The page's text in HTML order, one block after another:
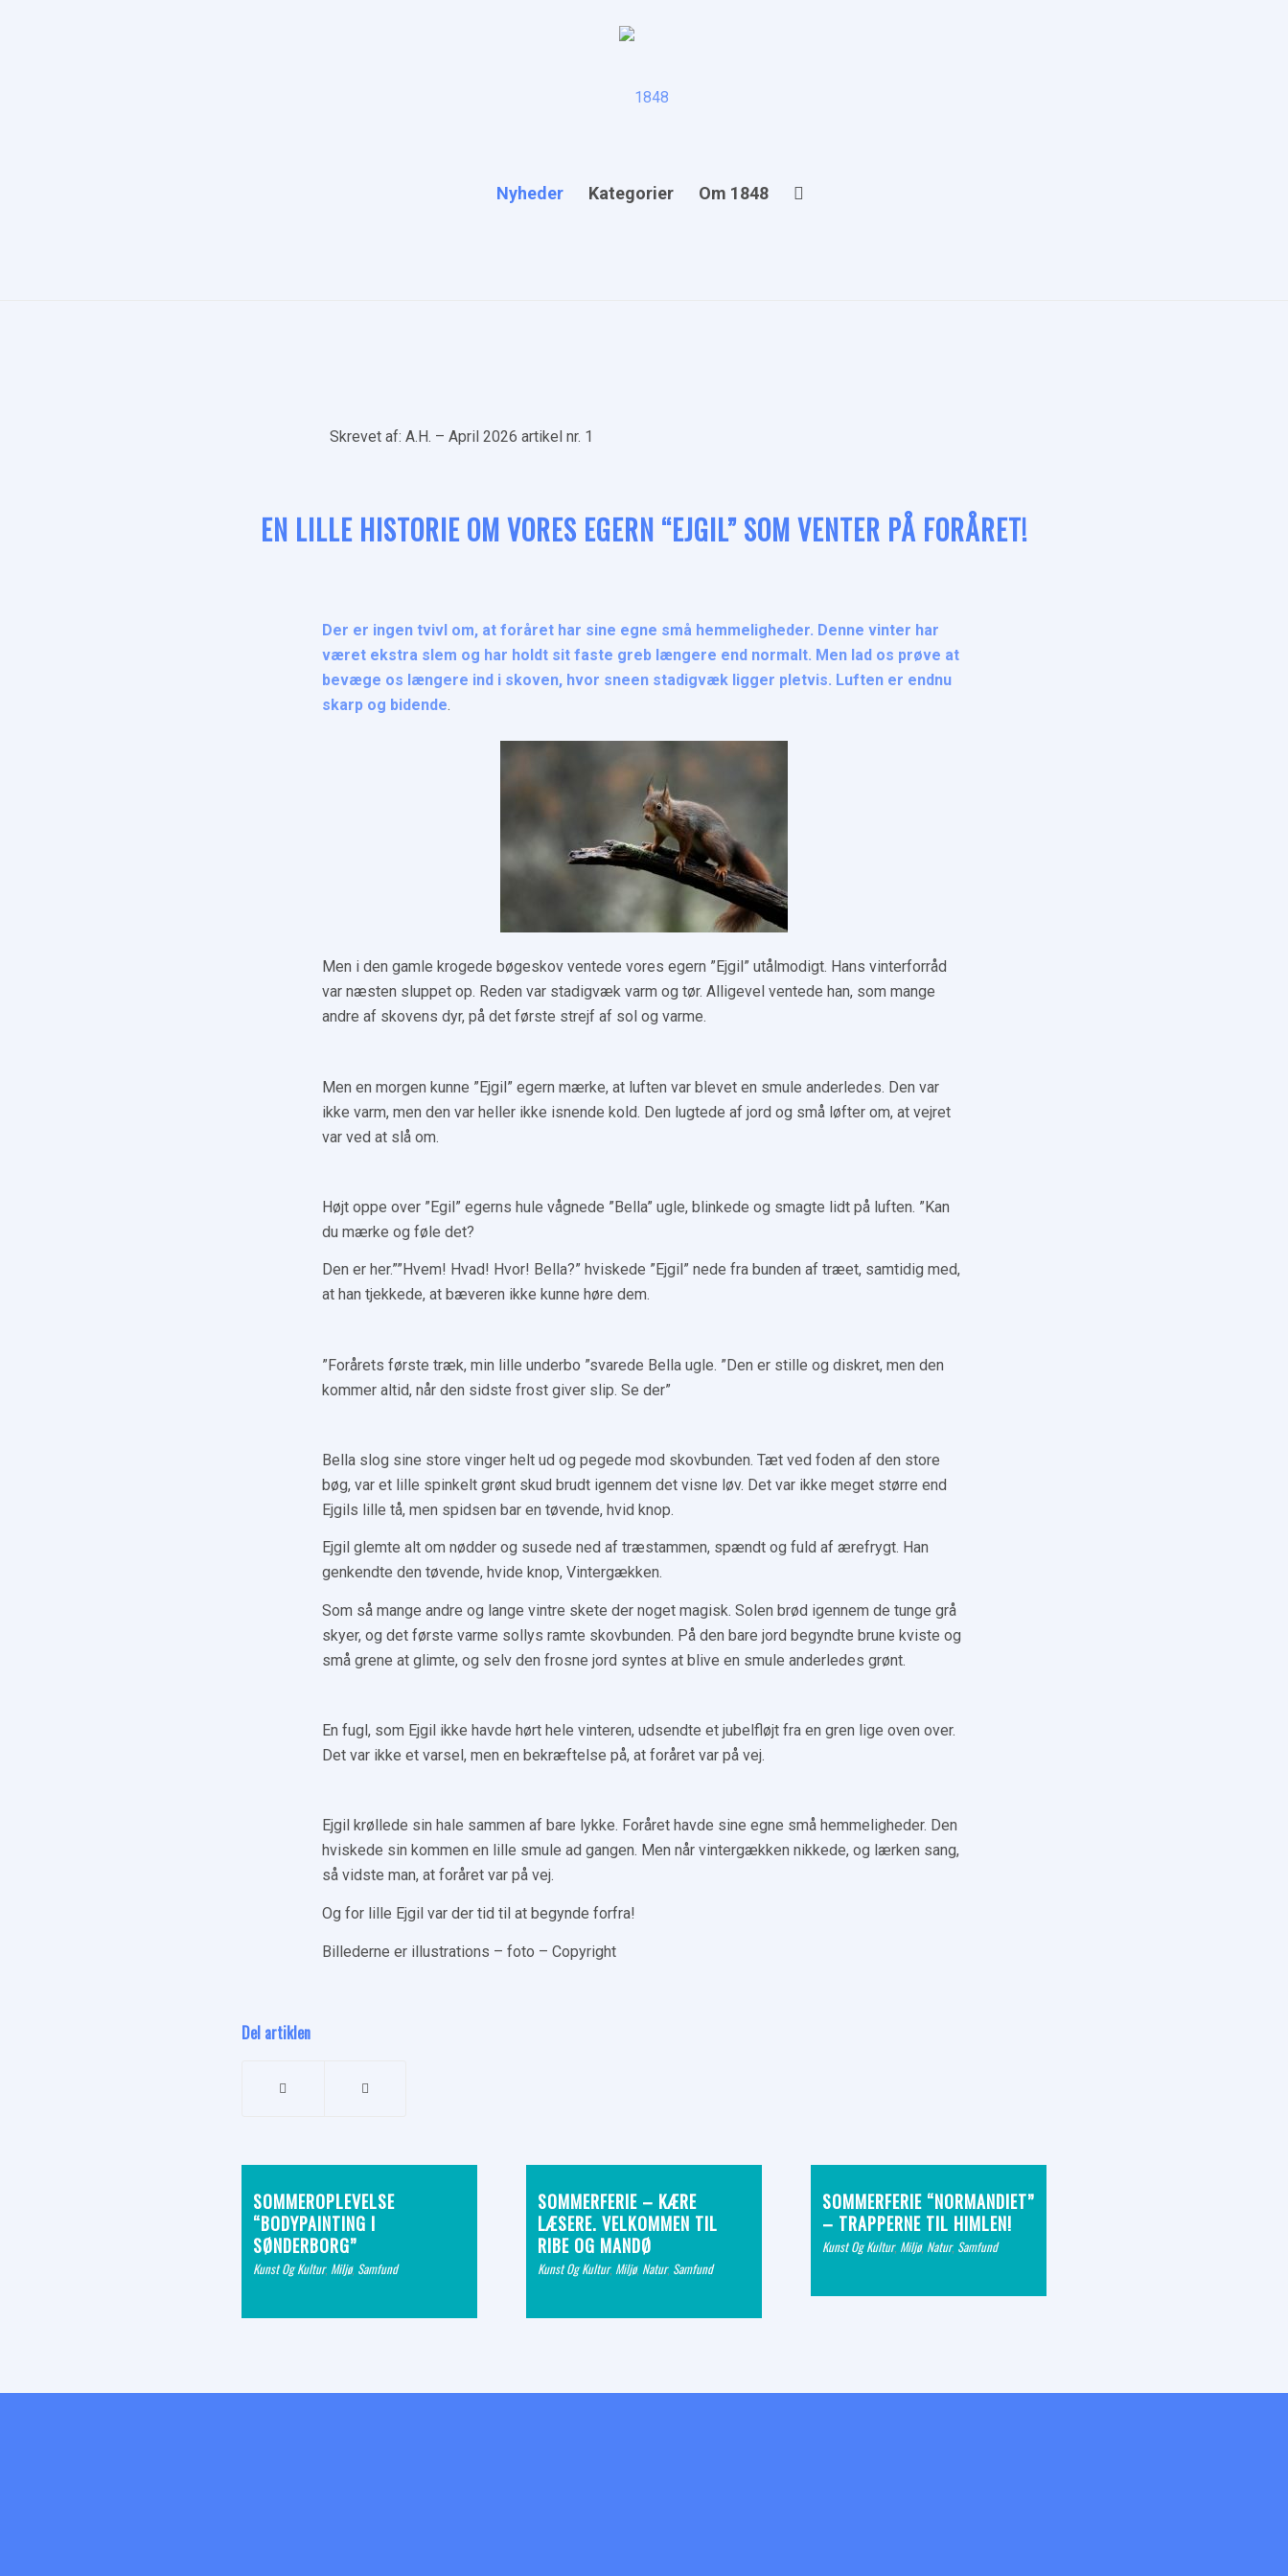
Nyheder Kategorier Om 1848
Skrevet af: A.H. – April 2026 artikel nr. 1
EN LILLE HISTORIE OM VORES EGERN “EJGIL” SOM VENTER PÅ FORÅRET!
Der er ingen tvivl om, at foråret har sine egne små hemmeligheder. Denne vinter har
været ekstra slem og har holdt sit faste greb længere end normalt. Men lad os prøve at
bevæge os længere ind i skoven, hvor sneen stadigvæk ligger pletvis. Luften er endnu
skarp og bidende.
Men i den gamle krogede bøgeskov ventede vores egern ”Ejgil” utålmodigt. Hans vinterforråd
var næsten sluppet op. Reden var stadigvæk varm og tør. Alligevel ventede han, som mange
andre af skovens dyr, på det første strejf af sol og varme.
Men en morgen kunne ”Ejgil” egern mærke, at luften var blevet en smule anderledes. Den var
ikke varm, men den var heller ikke isnende kold. Den lugtede af jord og små løfter om, at vejret
var ved at slå om.
Højt oppe over ”Egil” egerns hule vågnede ”Bella” ugle, blinkede og smagte lidt på luften. ”Kan
du mærke og føle det?
Den er her.””Hvem! Hvad! Hvor! Bella?” hviskede ”Ejgil” nede fra bunden af træet, samtidig med,
at han tjekkede, at bæveren ikke kunne høre dem.
”Forårets første træk, min lille underbo ”svarede Bella ugle. ”Den er stille og diskret, men den
kommer altid, når den sidste frost giver slip. Se der”
Bella slog sine store vinger helt ud og pegede mod skovbunden. Tæt ved foden af den store
bøg, var et lille spinkelt grønt skud brudt igennem det visne løv. Det var ikke meget større end
Ejgils lille tå, men spidsen bar en tøvende, hvid knop.
Ejgil glemte alt om nødder og susede ned af træstammen, spændt og fuld af ærefrygt. Han
genkendte den tøvende, hvide knop, Vintergækken.
Som så mange andre og lange vintre skete der noget magisk. Solen brød igennem de tunge grå
skyer, og det første varme sollys ramte skovbunden. På den bare jord begyndte brune kviste og
små grene at glimte, og selv den frosne jord syntes at blive en smule anderledes grønt.
En fugl, som Ejgil ikke havde hørt hele vinteren, udsendte et jubelfløjt fra en gren lige oven over.
Det var ikke et varsel, men en bekræftelse på, at foråret var på vej.
Ejgil krøllede sin hale sammen af bare lykke. Foråret havde sine egne små hemmeligheder. Den
hviskede sin kommen en lille smule ad gangen. Men når vintergækken nikkede, og lærken sang,
så vidste man, at foråret var på vej.
Og for lille Ejgil var der tid til at begynde forfra!
Billederne er illustrations – foto – Copyright
Del artiklen
SOMMEROPLEVELSE
“BODYPAINTING I
SØNDERBORG”
Kunst Og Kultur, Miljø, Samfund
SOMMERFERIE – KÆRE
LÆSERE. VELKOMMEN TIL
RIBE OG MANDØ
Kunst Og Kultur, Miljø, Natur, Samfund
SOMMERFERIE “NORMANDIET”
– TRAPPERNE TIL HIMLEN!
Kunst Og Kultur, Miljø, Natur, Samfund